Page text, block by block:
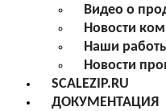
Видео о
Новости
Наши
Новости
SCALEZIP.RU
ДОКУМЕНТАЦИЯ